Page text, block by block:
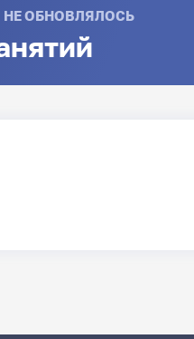
НЕ ОБНОВЛЯЛОСЬ